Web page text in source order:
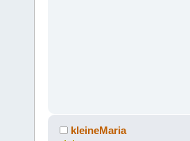
kleineMaria